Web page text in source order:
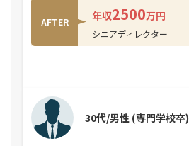
AFTER 年収2500万円
シニアディレクター
30代/男性 (専門学校卒)